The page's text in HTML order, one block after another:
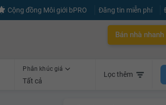
Cộng đồng Môi giới bPRO Đăng tin miễn phí
Bán nhà nhanh
Phân khúc giá
Tất cả
Lọc thêm